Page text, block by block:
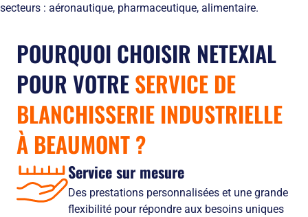
Entretien
et
employeurs
durable
chez
Actualités
secteurs : aéronautique, pharmaceutique, alimentaire.
POURQUOI CHOISIR NETEXIAL
POUR VOTRESERVICE DE
BLANCHISSERIE INDUSTRIELLE
À BEAUMONT?
Service sur mesure
Des prestations personnalisées et une grande
flexibilité pour répondre aux besoins uniques